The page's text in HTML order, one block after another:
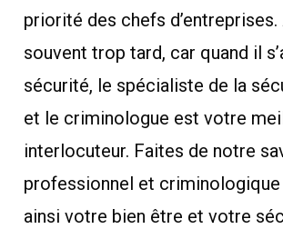
priorité des chefs d’entreprises.
souvent trop tard, car quand il
sécurité, le spécialiste de la
et le criminologue est votre
interlocuteur. Faites de notre
professionnel et
ainsi votre bien être et votre